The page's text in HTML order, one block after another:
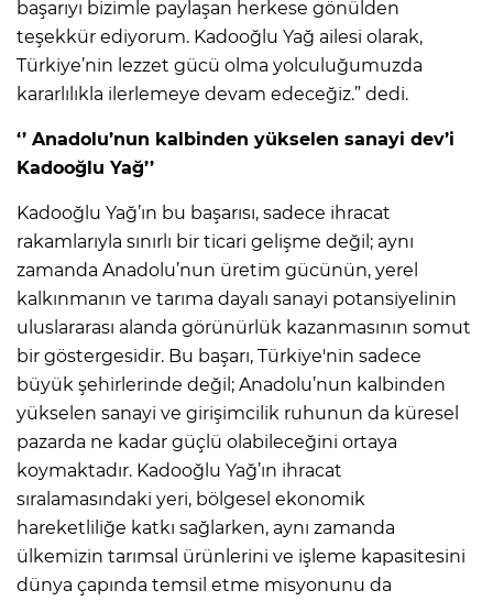
başarıyı bizimle paylaşan herkese gönülden
teşekkür ediyorum. Kadooğlu Yağ ailesi olarak,
Türkiye’nin lezzet gücü olma yolculuğumuzda
kararlılıkla ilerlemeye devam edeceğiz.” dedi.
‘’ Anadolu’nun kalbinden yükselen sanayi dev’i
Kadooğlu Yağ’’
Kadooğlu Yağ’ın bu başarısı, sadece ihracat
rakamlarıyla sınırlı bir ticari gelişme değil; aynı
zamanda Anadolu’nun üretim gücünün, yerel
kalkınmanın ve tarıma dayalı sanayi potansiyelinin
uluslararası alanda görünürlük kazanmasının somut
bir göstergesidir. Bu başarı, Türkiye'nin sadece
büyük şehirlerinde değil; Anadolu’nun kalbinden
yükselen sanayi ve girişimcilik ruhunun da küresel
pazarda ne kadar güçlü olabileceğini ortaya
koymaktadır. Kadooğlu Yağ’ın ihracat
sıralamasındaki yeri, bölgesel ekonomik
hareketliliğe katkı sağlarken, aynı zamanda
ülkemizin tarımsal ürünlerini ve işleme kapasitesini
dünya çapında temsil etme misyonunu da